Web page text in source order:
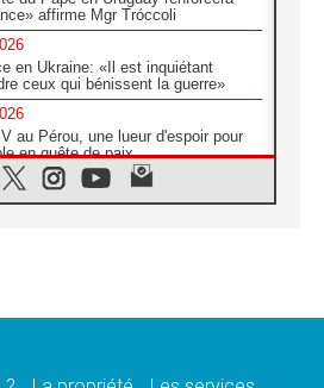
affirme Mgr Tróccoli
en Ukraine: «Il est inquiétant
ceux qui bénissent la guerre»
au Pérou, une lueur d'espoir pour
en quête de paix
L'Église en Afrique vers
et au Pérou